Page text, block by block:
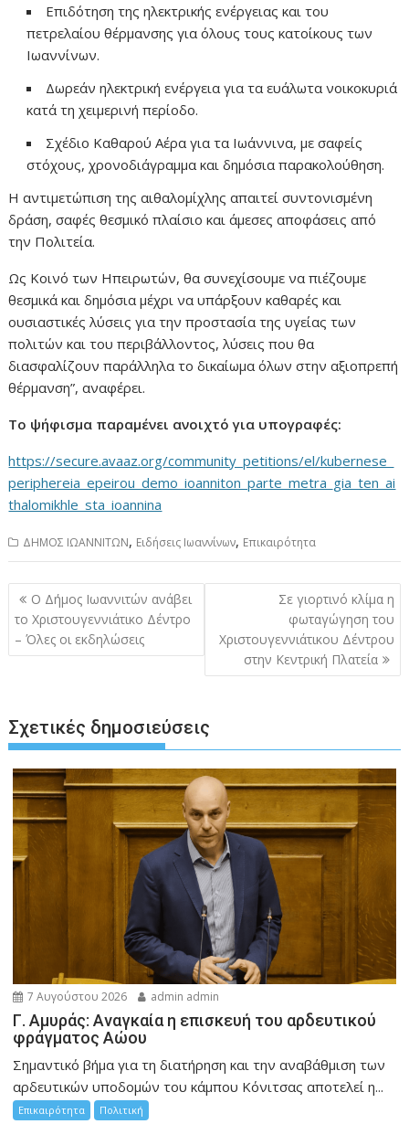
Επιδότηση της ηλεκτρικής ενέργειας και του
πετρελαίου θέρμανσης για όλους τους κατοίκους των
Ιωαννίνων.
Δωρεάν ηλεκτρική ενέργεια για τα ευάλωτα νοικοκυριά
κατά τη χειμερινή περίοδο.
Σχέδιο Καθαρού Αέρα για τα Ιωάννινα, με σαφείς
στόχους, χρονοδιάγραμμα και δημόσια παρακολούθηση.
Η αντιμετώπιση της αιθαλομίχλης απαιτεί συντονισμένη
δράση, σαφές θεσμικό πλαίσιο και άμεσες αποφάσεις από
την Πολιτεία.
Ως Κοινό των Ηπειρωτών, θα συνεχίσουμε να πιέζουμε
θεσμικά και δημόσια μέχρι να υπάρξουν καθαρές και
ουσιαστικές λύσεις για την προστασία της υγείας των
πολιτών και του περιβάλλοντος, λύσεις που θα
διασφαλίζουν παράλληλα το δικαίωμα όλων στην αξιοπρεπή
θέρμανση”, αναφέρει.
Το ψήφισμα παραμένει ανοιχτό για υπογραφές:
https://secure.avaaz.org/community_petitions/el/kubernese_
periphereia_epeirou_demo_ioanniton_parte_metra_gia_ten_ai
thalomikhle_sta_ioannina
ΔΗΜΟΣ ΙΩΑΝΝΙΤΩΝ, Ειδήσεις Ιωαννίνων, Επικαιρότητα
Πλοήγηση
άρθρων
Ο Δήμος Ιωαννιτών ανάβει
το Χριστουγεννιάτικο Δέντρο
– Όλες οι εκδηλώσεις
Σε γιορτινό κλίμα η
φωταγώγηση του
Χριστουγεννιάτικου Δέντρου
στην Κεντρική Πλατεία
Σχετικές δημοσιεύσεις
7 Αυγούστου 2026 admin admin
Γ. Αμυράς: Αναγκαία η επισκευή του αρδευτικού
φράγματος Αώου
Σημαντικό βήμα για τη διατήρηση και την αναβάθμιση των
αρδευτικών υποδομών του κάμπου Κόνιτσας αποτελεί η...
Επικαιρότητα Πολιτική